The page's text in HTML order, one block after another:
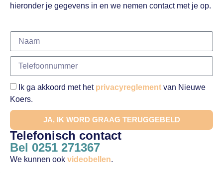
hieronder je gegevens in en we nemen contact met je op.
Ik ga akkoord met het privacyreglement van Nieuwe
Koers.
JA, IK WORD GRAAG TERUGGEBELD
Telefonisch contact
Bel 0251 271367
We kunnen ook videobellen.